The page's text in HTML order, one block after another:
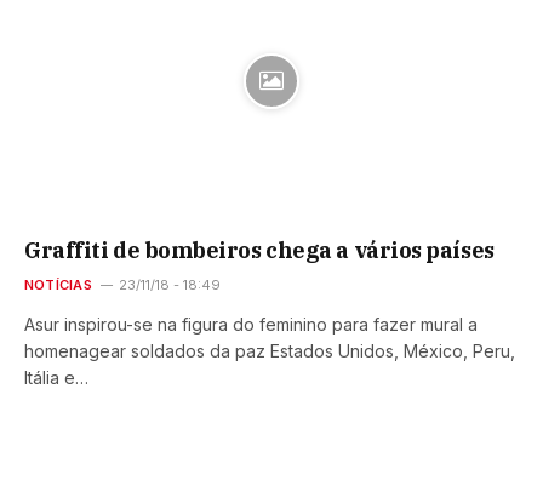
Graffiti de bombeiros chega a vários países
NOTÍCIAS 23/11/18 - 18:49
Asur inspirou-se na figura do feminino para fazer mural a
homenagear soldados da paz Estados Unidos, México, Peru,
Itália e…